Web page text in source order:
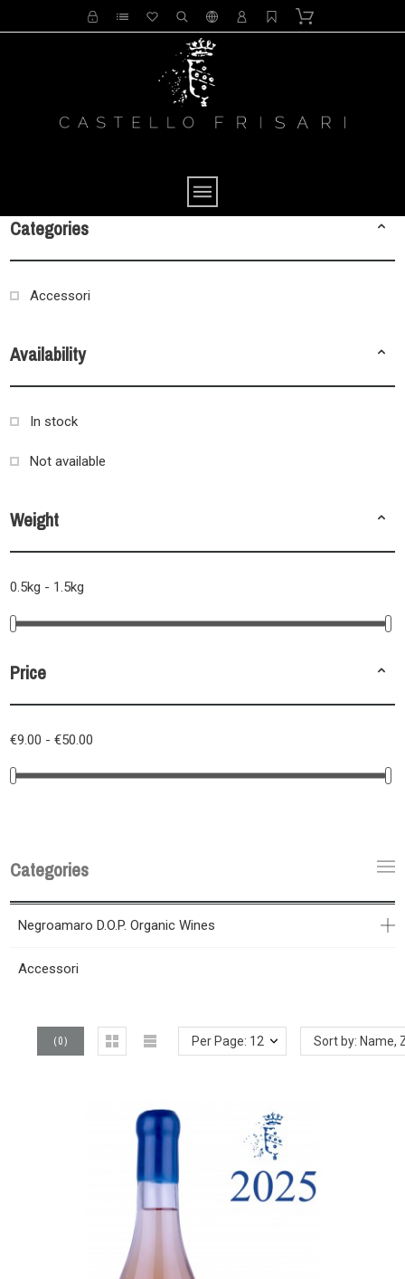
Categories
Accessori
Availability
In stock
Not available
Weight
0.5kg - 1.5kg
Price
€9.00 - €50.00
Categories
Negroamaro D.O.P. Organic Wines
Accessori
(0) Per Page: 12 Sort by: Name,